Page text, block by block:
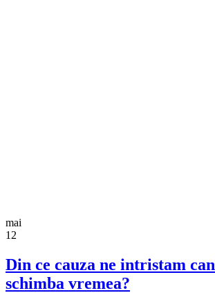
mai
12
Din ce cauza ne intristam
schimba vremea?